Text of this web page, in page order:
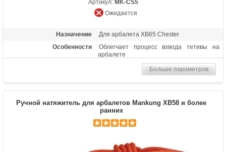
Артикул: MK-CS5
Ожидается
Назначение
Для арбалета XB65 Chester
Особенности
Облегчает процесс взвода тетивы на
арбалете
Больше параметров
Ручной натяжитель для арбалетов Mankung XB58 и более
ранних